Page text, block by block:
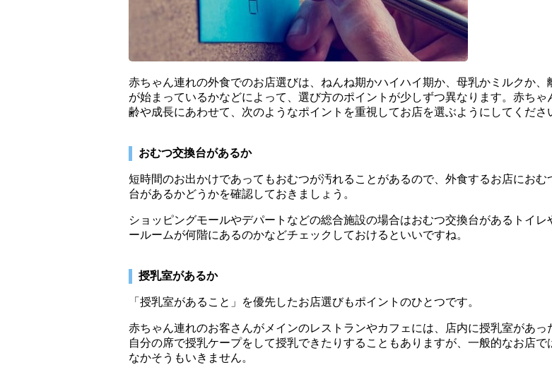
赤ちゃん連れの外食でのお店選びは、ねんね期かハイハイ期か、母乳かミルクか、
が始まっているかなどによって、選び方のポイントが少しずつ異なります。赤ちゃ
齢や成長にあわせて、次のようなポイントを重視してお店を選ぶようにしてくださ
おむつ交換台があるか
短時間のお出かけであってもおむつが汚れることがあるので、外食するお店におむ
台があるかどうかを確認しておきましょう。
ショッピングモールやデパートなどの総合施設の場合はおむつ交換台があるトイレ
ールームが何階にあるのかなどチェックしておけるといいですね。
授乳室があるか
「授乳室があること」を優先したお店選びもポイントのひとつです。
赤ちゃん連れのお客さんがメインのレストランやカフェには、店内に授乳室があっ
自分の席で授乳ケープをして授乳できたりすることもありますが、一般的なお店で
なかそうもいきません。